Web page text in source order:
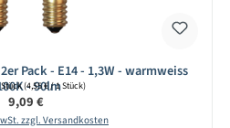
Pack - E14 - 1,3W - warmweiss
- 90lm
(4,55 € / 1 Stück)
Regulärer Preis:
9,09 €
zzgl. Versandkosten